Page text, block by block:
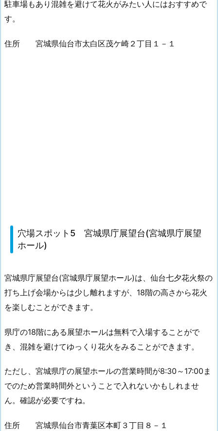
駐車場もあり混雑を避けて花火がみたい人にはおすすめで
す。
住所 宮城県仙台市太白区茂ケ崎２丁目１－１
穴場スポット5 宮城県庁展望台(宮城県庁展望
ホール)
宮城県庁展望台(宮城県庁展望ホール)は、仙台七夕花火祭の
打ち上げ会場からは少し離れますが、18階の高さから花火
を楽しむことができます。
県庁の18階にある展望ホールは無料で入場することがで
き、混雑を避けてゆっくり花火をみることができます。
ただし、宮城県庁の展望ホールの営業時間が8:30～17:00ま
でのため営業時間外ということで入れないかもしれませ
ん。確認が必要ですね。
住所 宮城県仙台市青葉区本町３丁目８－１